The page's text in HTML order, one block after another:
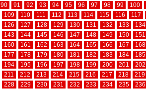
90 91 92 93 94 95 96 97 98 99 100
109 110 111 112 113 114 115 116 117
126 127 128 129 130 131 132 133 134
143 144 145 146 147 148 149 150 151
160 161 162 163 164 165 166 167 168
177 178 179 180 181 182 183 184 185
194 195 196 197 198 199 200 201 202
211 212 213 214 215 216 217 218 219
228 229 230 231 232 233 234 235 236